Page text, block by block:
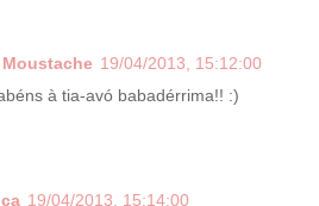
Moustache 19/04/2013, 15:12:00
à tia-avó babadérrima!! :)
19/04/2013, 15:14:00